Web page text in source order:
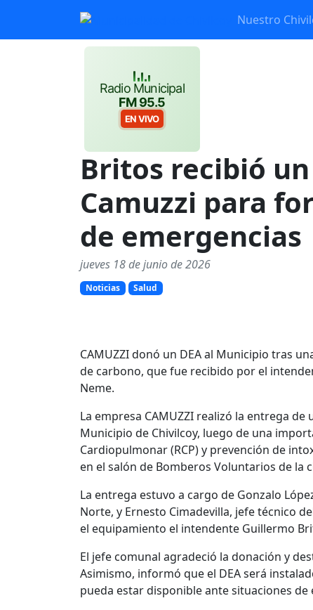
Nuestro
Radio Municipal
FM 95.5
EN VIVO
Britos recibió
Camuzzi para
de emergencias
jueves 18 de junio de 2026
Noticias Salud
CAMUZZI donó un DEA al Municipio tras
de carbono, que fue recibido por el
Neme.
La empresa CAMUZZI realizó la entrega
Municipio de Chivilcoy, luego de una
Cardiopulmonar (RCP) y prevención de
en el salón de Bomberos Voluntarios de la
La entrega estuvo a cargo de Gonzalo
Norte, y Ernesto Cimadevilla, jefe técnico
el equipamiento el intendente Guillermo
El jefe comunal agradeció la donación y
Asimismo, informó que el DEA será
pueda estar disponible ante situaciones de